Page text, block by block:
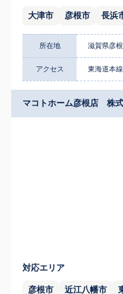
大津市 彦根市 長浜
所在地 滋賀県彦
アクセス 東海道本
マコトホーム彦根店 株
対応エリア
彦根市 近江八幡市